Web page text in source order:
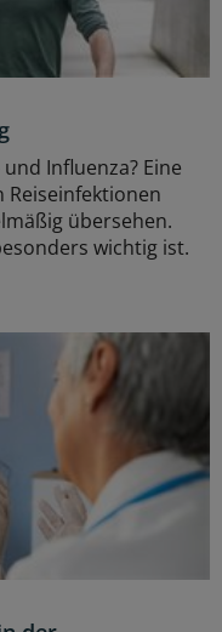
Influenza? Eine
übersehen.
wichtig ist.